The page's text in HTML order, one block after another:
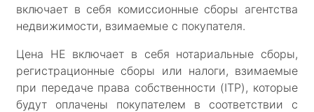
включает в себя комиссионные сборы агентства
недвижимости, взимаемые с покупателя.
Цена НЕ включает в себя нотариальные сборы,
регистрационные сборы или налоги, взимаемые
при передаче права собственности (ITP), которые
будут оплачены покупателем в соответствии с